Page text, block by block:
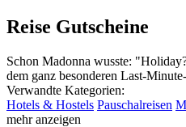
Reise Gutscheine
Schon Madonna wusste:
dem ganz besonderen Last-
Verwandte Kategorien:
Hotels & Hostels Pauschalreisen
mehr anzeigen